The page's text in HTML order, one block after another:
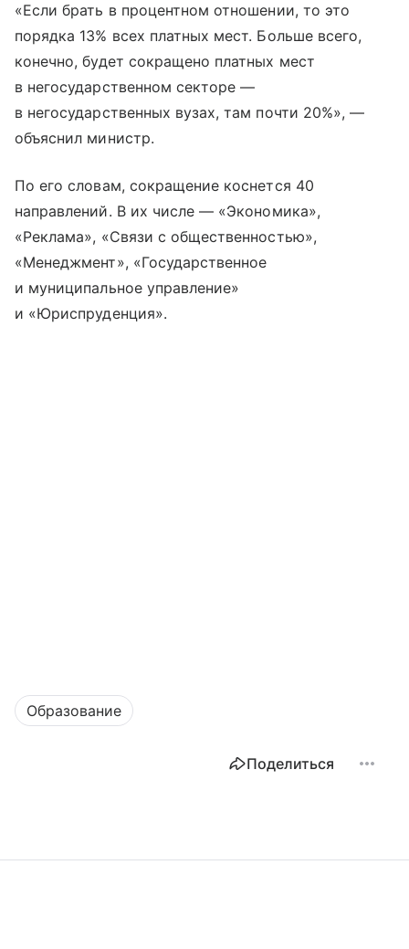
«Если брать в процентном отношении, то это
порядка 13% всех платных мест. Больше всего,
конечно, будет сокращено платных мест
в негосударственном секторе —
в негосударственных вузах, там почти 20%», —
объяснил министр.
По его словам, сокращение коснется 40
направлений. В их числе — «Экономика»,
«Реклама», «Связи с общественностью»,
«Менеджмент», «Государственное
и муниципальное управление»
и «Юриспруденция».
Образование
Поделиться